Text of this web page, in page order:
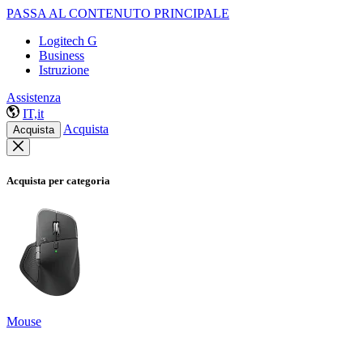
PASSA AL CONTENUTO PRINCIPALE
Logitech G
Business
Istruzione
Assistenza
IT,it
Acquista Acquista
Acquista per categoria
Mouse